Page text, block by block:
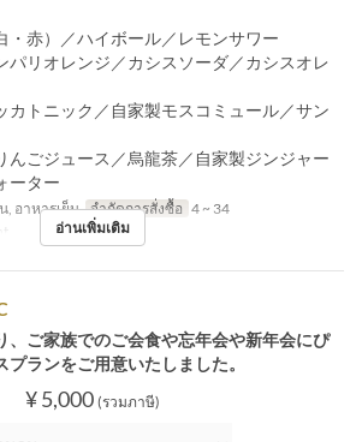
・赤）／ハイボール／レモンサワー
パリオレンジ／カシスソーダ／カシスオレ
カトニック／自家製モスコミュール／サン
んごジュース／烏龍茶／自家製ジンジャー
ーター
, อาหารเย็น จำกัดการสั่งซื้อ 4 ~ 34
อ่านเพิ่มเติม
、ご家族でのご会食や忘年会や新年会にぴ
ランをご用意いたしました。
¥ 5,000 (รวมภาษี)